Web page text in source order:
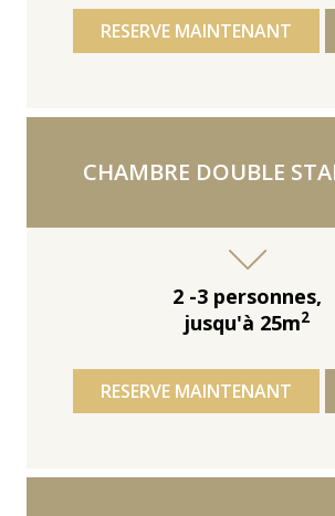
RESERVE MAINTENANT
CHAMBRE DOUBLE
2 -3 personnes,
jusqu'à 25m2
RESERVE MAINTENANT